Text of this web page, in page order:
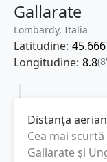
Gallarate
Lombardy, Italia
Latitudine:
Longitudine: 8.8
Distanța
Cea mai
Gallarate și